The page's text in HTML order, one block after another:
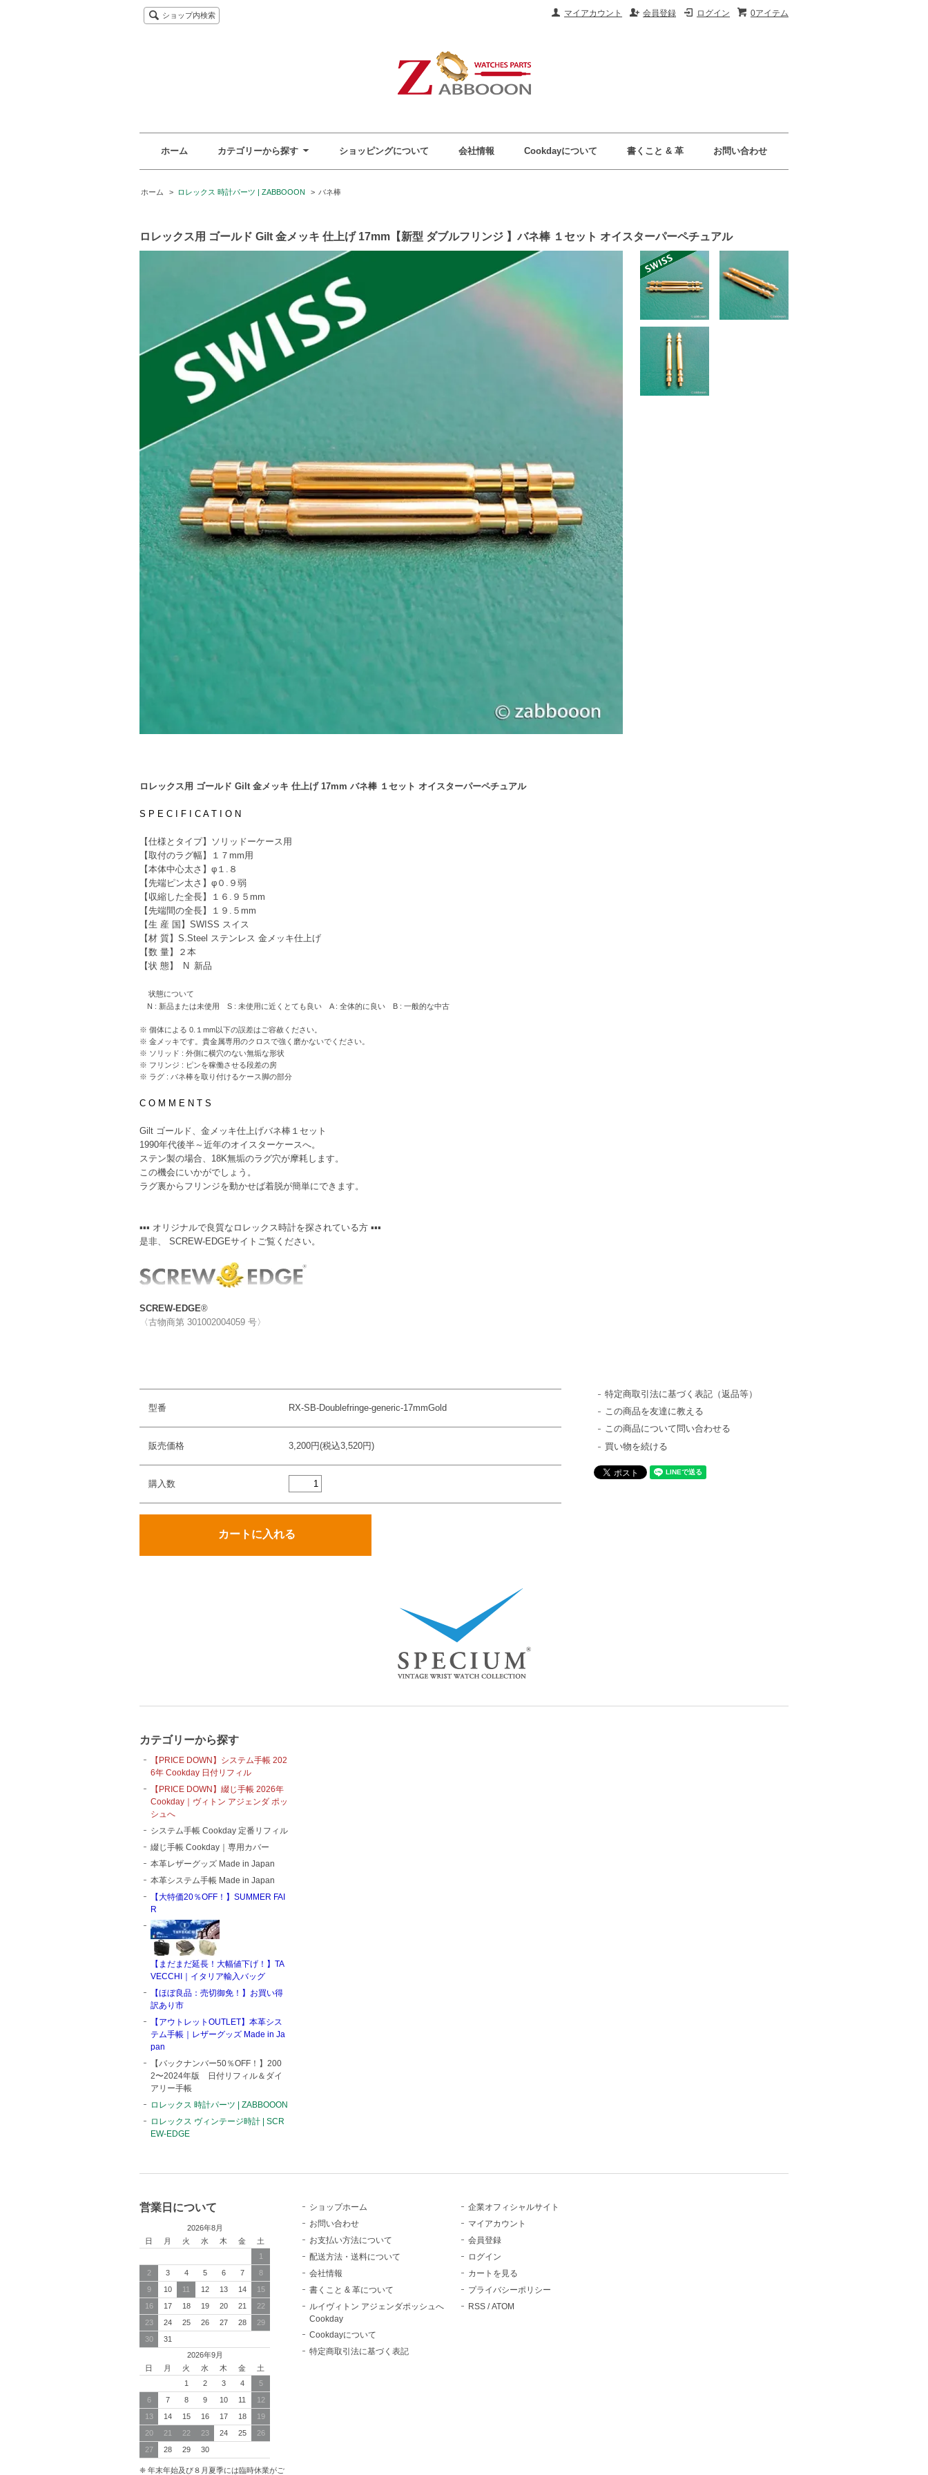
0アイテム
ログイン
会員登録
マイアカウント
ショップ内検索
ホーム カテゴリーから探す ショッピングについて 会社情報 Cookdayについて 書くこと & 革 お問い合わせ
ホーム > ロレックス 時計パーツ | ZABBOOON > バネ棒
ロレックス用 ゴールド Gilt 金メッキ 仕上げ 17mm【新型 ダブルフリンジ 】バネ棒 １セット オイスターパーペチュアル
ロレックス用 ゴールド Gilt 金メッキ 仕上げ 17mm バネ棒 １セット オイスターパーペチュアル
S P E C I F I C A T I O N
【仕様とタイプ】ソリッドーケース用
【取付のラグ幅】１７mm用
【本体中心太さ】φ１.８
【先端ピン太さ】φ０.９弱
【収縮した全長】１６.９５mm
【先端間の全長】１９.５mm
【生 産 国】SWISS スイス
【材 質】S.Steel ステンレス 金メッキ仕上げ
【数 量】２本
【状 態】 N 新品
状態について
N : 新品または未使用 S : 未使用に近くとても良い A : 全体的に良い B : 一般的な中古
※ 個体による 0.１mm以下の誤差はご容赦ください。
※ 金メッキです。貴金属専用のクロスで強く磨かないでください。
※ ソリッド : 外側に横穴のない無垢な形状
※ フリンジ : ピンを稼働させる段差の房
※ ラグ : バネ棒を取り付けるケース脚の部分
C O M M E N T S
Gilt ゴールド、金メッキ仕上げバネ棒１セット
1990年代後半～近年のオイスターケースへ。
ステン製の場合、18K無垢のラグ穴が摩耗します。
この機会にいかがでしょう。
ラグ裏からフリンジを動かせば着脱が簡単にできます。
▪▪▪ オリジナルで良質なロレックス時計を探されている方 ▪▪▪
是非、 SCREW-EDGEサイトご覧ください。
SCREW-EDGE®
〈古物商第 301002004059 号〉
型番 RX-SB-Doublefringe-generic-17mmGold
販売価格 3,200円(税込3,520円)
購入数
特定商取引法に基づく表記（返品等）
この商品を友達に教える
この商品について問い合わせる
買い物を続ける
カテゴリーから探す
【PRICE DOWN】システム手帳 202
6年 Cookday 日付リフィル
【PRICE DOWN】綴じ手帳 2026年
Cookday｜ヴィトン アジェンダ ポッ
シュへ
システム手帳 Cookday 定番リフィル
綴じ手帳 Cookday｜専用カバー
本革レザーグッズ Made in Japan
本革システム手帳 Made in Japan
【大特価20％OFF！】SUMMER FAI
R
【まだまだ延長！大幅値下げ！】TA
VECCHI｜イタリア輸入バッグ
【ほぼ良品：売切御免！】お買い得
訳あり市
【アウトレットOUTLET】本革シス
テム手帳｜レザーグッズ Made in Ja
pan
【バックナンバー50％OFF！】200
2〜2024年版 日付リフィル＆ダイ
アリー手帳
ロレックス 時計パーツ | ZABBOOON
ロレックス ヴィンテージ時計 | SCR
EW-EDGE
営業日について
2026年8月
日
月 火 水 木 金
土
1
2
3 4 5 6 7
8
9
10 11 12 13 14
15
16
17 18 19 20 21
22
23
24 25 26 27 28
29
30
31
2026年9月
日
月 火 水 木 金
土
1
2 3 4
5
6
7 8 9 10 11
12
13
14 15 16 17 18
19
20
21 22 23 24 25
26
27
28 29 30
❈ 年末年始及び８月夏季には臨時休業がご
ショップホーム
お問い合わせ
お支払い方法について
配送方法・送料について
会社情報
書くこと & 革について
ルイヴィトン アジェンダポッシュへ
Cookday
Cookdayについて
特定商取引法に基づく表記
企業オフィシャルサイト
マイアカウント
会員登録
ログイン
カートを見る
プライバシーポリシー
RSS /ATOM